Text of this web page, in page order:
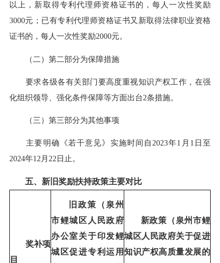
以上，新取得专利代理师资格证书的，每人一次性奖励
3000元；已有专利代理师资格证书又新取得法律职业资格
证书的，每人一次性奖励2000元。
（二）第二部分为保障措施
要求各级各有关部门要高度重视知识产权工作，在强
化组织领导、强化条件保障等方面出台2条措施。
（三）第三部分为其他事项
主要明确《若干意见》实施时间自2023年1月1日至
2024年12月22日止。
五、新旧奖励扶持政策主要对比
奖补项
目
旧政策（泉州
市鲤城区人民政府
办公室关于印发鲤
城区促进专利运用
新政策（泉州市鲤
城区人民政府关于促进
知识产权高质量发展的